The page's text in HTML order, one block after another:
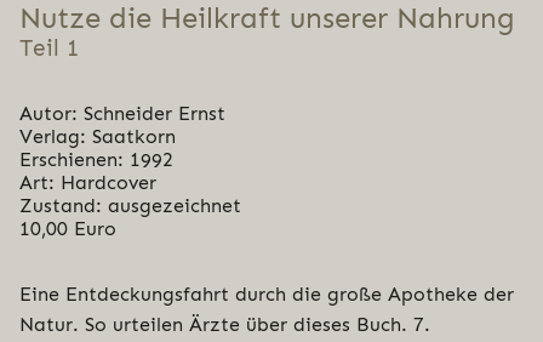
Nutze die Heilkraft unserer Nahrung
Teil 1
Autor: Schneider Ernst
Verlag: Saatkorn
Erschienen: 1992
Art: Hardcover
Zustand: ausgezeichnet
10,00 Euro
Eine Entdeckungsfahrt durch die große Apotheke der
Natur. So urteilen Ärzte über dieses Buch. 7.